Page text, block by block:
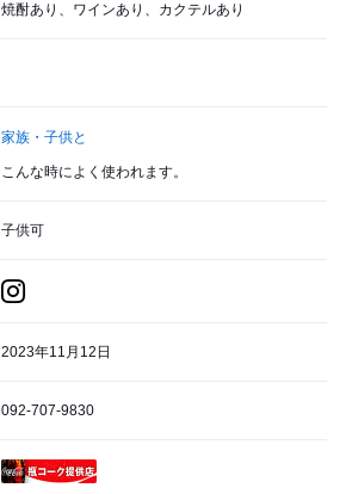
焼酎あり、ワインあり、カクテルあり
家族・子供と
こんな時によく使われます。
子供可
2023年11月12日
092-707-9830